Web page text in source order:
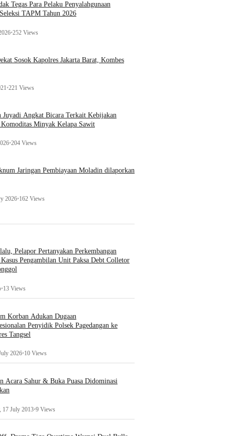
Tegas Para Pelaku Penyalahgunaan
TAPM Tahun 2026
•252 Views
Sosok Kapolres Jakarta Barat, Kombes
•221 Views
Angkat Bicara Terkait Kebijakan
Minyak Kelapa Sawit
•204 Views
Jaringan Pembiayaan Moladin dilaporkan
2026•162 Views
Pelapor Pertanyakan Perkembangan
Kasus Pengambilan Unit Paksa Debt Colletor
•13 Views
Korban Adukan Dugaan
Penyidik Polsek Pagedangan ke
Tangsel
2026•10 Views
Acara Sahur & Buka Puasa Didominasi
17 July 2013•9 Views